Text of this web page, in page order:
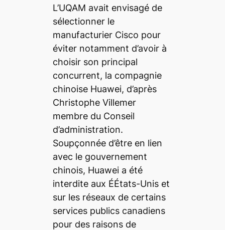
L’UQAM avait envisagé de
sélectionner le
manufacturier Cisco pour
éviter notamment d’avoir à
choisir son principal
concurrent, la compagnie
chinoise Huawei, d’après
Christophe Villemer
membre du Conseil
d’administration.
Soupçonnée d’être en lien
avec le gouvernement
chinois, Huawei a été
interdite aux ÉÉtats-Unis et
sur les réseaux de certains
services publics canadiens
pour des raisons de